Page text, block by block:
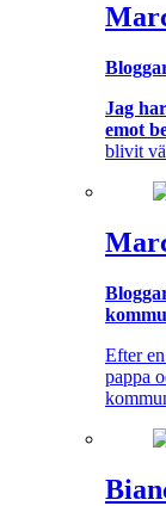
Jag
emot
blivit
Efter
pappa